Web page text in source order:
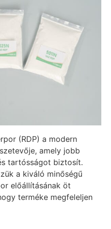
(RDP) a modern
amely jobb
tartósságot biztosít.
a kiváló minőségű
előállításának öt
terméke megfeleljen